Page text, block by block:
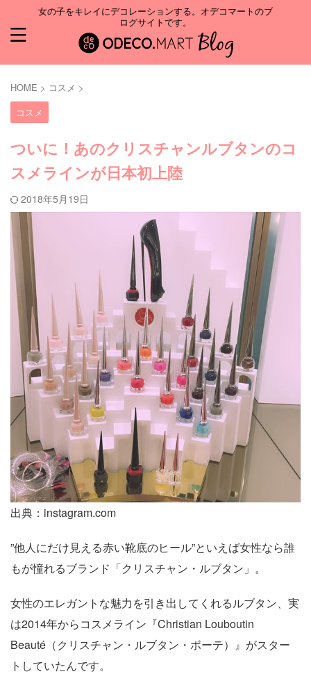
女の子をキレイにデコレーションする。オデコマートのブ
ログサイトです。
HOME > コスメ >
コスメ
ついに！あのクリスチャンルブタンのコ
スメラインが日本初上陸
2018年5月19日
出典：instagram.com
”他人にだけ見える赤い靴底のヒール”といえば女性なら誰
もが憧れるブランド「クリスチャン・ルブタン」。
女性のエレガントな魅力を引き出してくれるルブタン、実
は2014年からコスメライン『Christian Louboutin
Beauté（クリスチャン・ルブタン・ボーテ）』がスター
トしていたんです。